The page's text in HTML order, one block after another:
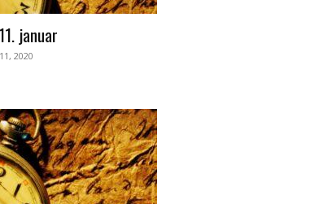
januar
2020